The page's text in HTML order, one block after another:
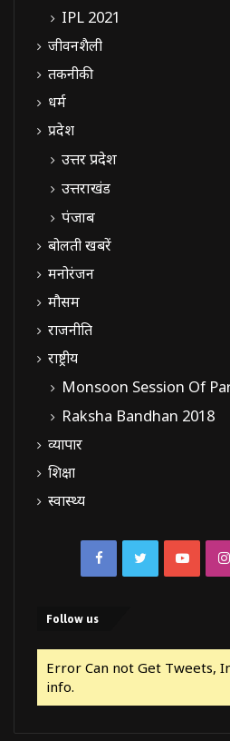
IPL 2021
जीवनशैली
तकनीकी
धर्म
प्रदेश
उत्तर प्रदेश
उत्तराखंड
पंजाब
बोलती खबरें
मनोरंजन
मौसम
राजनीति
राष्ट्रीय
Monsoon Session Of
Raksha Bandhan 2018
व्यापार
शिक्षा
स्वास्थ्य
FacebookTwitter
Follow us
Error Can not Get Tweets,
info.